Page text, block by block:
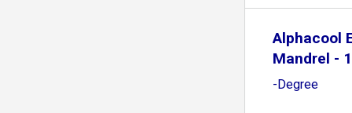
Alphacool
Mandrel -
-Degree